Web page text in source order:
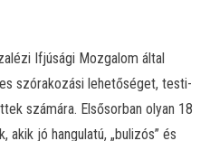
Ifjúsági Mozgalom által
szórakozási lehetőséget, testi-
számára. Elsősorban olyan 18
jó hangulatú, „bulizós” és